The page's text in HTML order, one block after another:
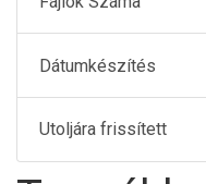
Dátumkészítés
Utoljára frissített